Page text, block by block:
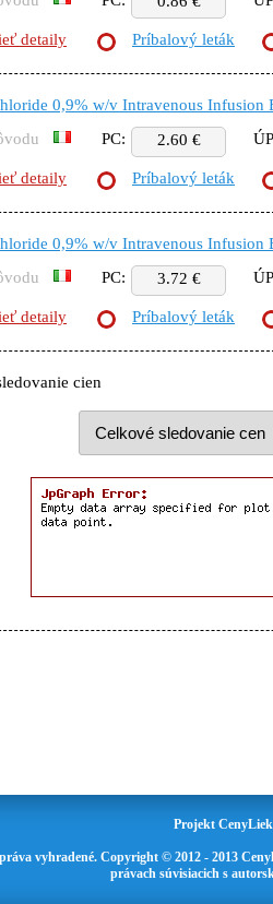
detaily Príbalový leták
0,9% w/v Intravenous Infusion
PC: 2.60 €
detaily Príbalový leták
0,9% w/v Intravenous Infusion
PC: 3.72 €
detaily Príbalový leták
cien
Projekt
vyhradené. Copyright © 2012 - 2013
právach súvisiacich s